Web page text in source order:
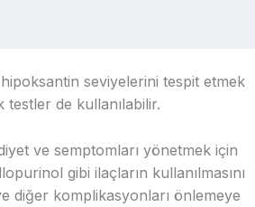
seviyelerini tespit etmek
testler de kullanılabilir.
ve semptomları yönetmek için
gibi ilaçların kullanılmasını
diğer komplikasyonları önlemeye